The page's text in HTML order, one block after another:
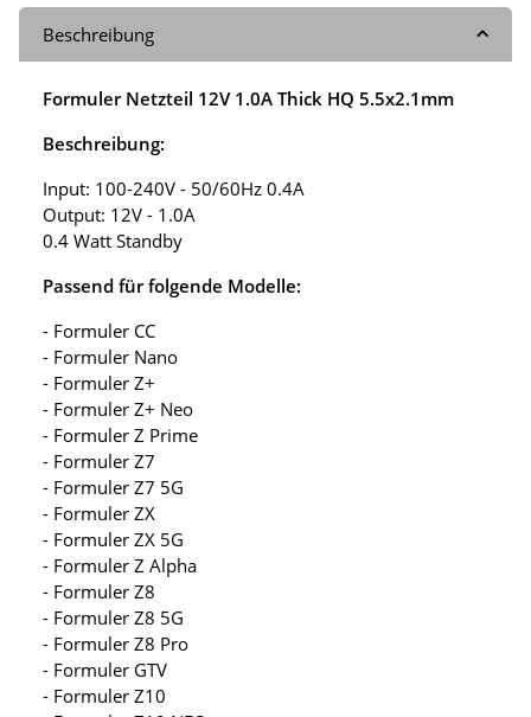
Beschreibung
Formuler Netzteil 12V 1.0A Thick HQ 5.5x2.1mm
Beschreibung:
Input: 100-240V - 50/60Hz 0.4A
Output: 12V - 1.0A
0.4 Watt Standby
Passend für folgende Modelle:
- Formuler CC
- Formuler Nano
- Formuler Z+
- Formuler Z+ Neo
- Formuler Z Prime
- Formuler Z7
- Formuler Z7 5G
- Formuler ZX
- Formuler ZX 5G
- Formuler Z Alpha
- Formuler Z8
- Formuler Z8 5G
- Formuler Z8 Pro
- Formuler GTV
- Formuler Z10